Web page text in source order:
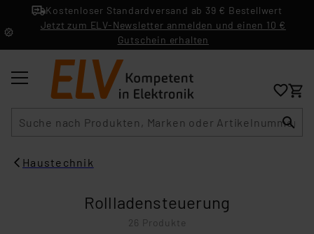
Kostenloser Standardversand ab 39 € Bestellwert
Jetzt zum ELV-Newsletter anmelden und einen 10 €
Gutschein erhalten
Haustechnik
Rollladensteuerung
26 Produkte